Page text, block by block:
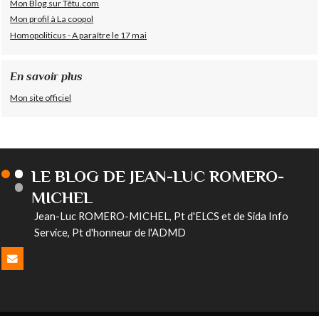
Mon Blog sur Têtu.com
Mon profil à La coopol
Homopoliticus - A paraître le 17 mai
En savoir plus
Mon site officiel
LE BLOG DE JEAN-LUC ROMERO-
MICHEL
Jean-Luc ROMERO-MICHEL, Pt d'ELCS et de Sida Info
Service, Pt d'honneur de l'ADMD